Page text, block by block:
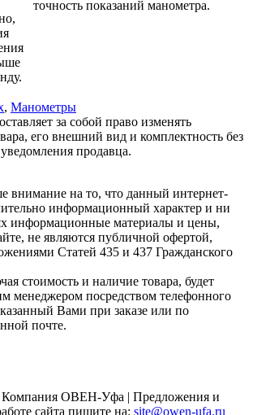
точность показаний манометра.
, Манометры
за собой право изменять
его внешний вид и комплектность без
продавца.
внимание на то, что данный интернет-
информационный характер и ни
информационные материалы и цены,
не являются публичной офертой,
Статей 435 и 437 Гражданского
стоимость и наличие товара, будет
менеджером посредством телефонного
Вами при заказе или по
почте.
Компания ОВЕН-Уфа | Предложения и
сайта пишите на: site@owen-ufa.ru